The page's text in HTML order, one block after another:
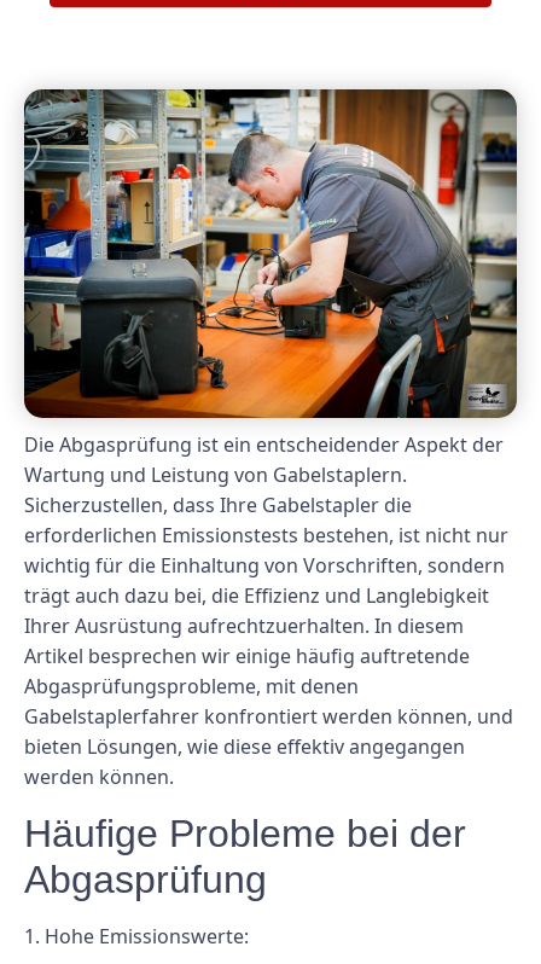
Die Abgasprüfung ist ein entscheidender Aspekt der
Wartung und Leistung von Gabelstaplern.
Sicherzustellen, dass Ihre Gabelstapler die
erforderlichen Emissionstests bestehen, ist nicht nur
wichtig für die Einhaltung von Vorschriften, sondern
trägt auch dazu bei, die Effizienz und Langlebigkeit
Ihrer Ausrüstung aufrechtzuerhalten. In diesem
Artikel besprechen wir einige häufig auftretende
Abgasprüfungsprobleme, mit denen
Gabelstaplerfahrer konfrontiert werden können, und
bieten Lösungen, wie diese effektiv angegangen
werden können.
Häufige Probleme bei der
Abgasprüfung
1. Hohe Emissionswerte: